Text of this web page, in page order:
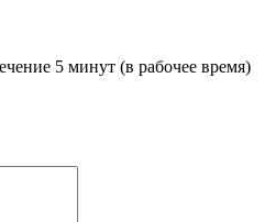
5 минут (в рабочее время)